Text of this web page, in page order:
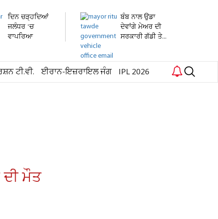
ਦਿਨ ਚੜ੍ਹਦਿਆਂ
ਜਲੰਧਰ 'ਚ
ਵਾਪਰਿਆ
ਬੰਬ ਨਾਲ ਉਡਾ
ਦੇਵਾਂਗੇ ਮੇਅਰ ਦੀ
ਸਰਕਾਰੀ ਗੱਡੀ ਤੇ...
ਟੀ.ਵੀ. ਈਰਾਨ-ਇਜ਼ਰਾਇਲ ਜੰਗ IPL 2026
ਮੌਤ